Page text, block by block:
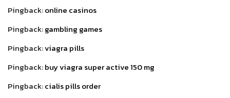
Pingback:online casinos
Pingback:gambling games
Pingback:viagra pills
Pingback:buy viagra super active 150 mg
Pingback:cialis pills order